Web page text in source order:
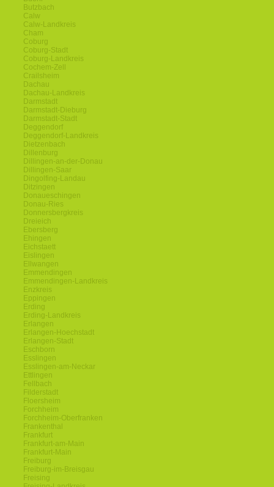
Butzbach
Calw
Calw-Landkreis
Cham
Coburg
Coburg-Stadt
Coburg-Landkreis
Cochem-Zell
Crailsheim
Dachau
Dachau-Landkreis
Darmstadt
Darmstadt-Dieburg
Darmstadt-Stadt
Deggendorf
Deggendorf-Landkreis
Dietzenbach
Dillenburg
Dillingen-an-der-Donau
Dillingen-Saar
Dingolfing-Landau
Ditzingen
Donaueschingen
Donau-Ries
Donnersbergkreis
Dreieich
Ebersberg
Ehingen
Eichstaett
Eislingen
Ellwangen
Emmendingen
Emmendingen-Landkreis
Enzkreis
Eppingen
Erding
Erding-Landkreis
Erlangen
Erlangen-Hoechstadt
Erlangen-Stadt
Eschborn
Esslingen
Esslingen-am-Neckar
Ettlingen
Fellbach
Filderstadt
Floersheim
Forchheim
Forchheim-Oberfranken
Frankenthal
Frankfurt
Frankfurt-am-Main
Frankfurt-Main
Freiburg
Freiburg-im-Breisgau
Freising